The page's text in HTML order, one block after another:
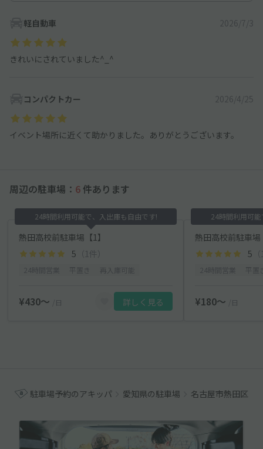
軽自動車 2026/7/3
きれいにされていました^_^
コンパクトカー 2026/4/25
イベント場所に近くて助かりました。ありがとうございます。
周辺の駐車場： 6 件あります
24時間利用可能で、入出庫も自由です!
熱田高校前駐車場【1】
5 （1件）
¥430〜 /日 詳しく見る
24時間利用可
熱田高校前駐車
5
¥180〜 /日
駐車場予約のアキッパ 愛知県の駐車場 名古屋市熱田区の